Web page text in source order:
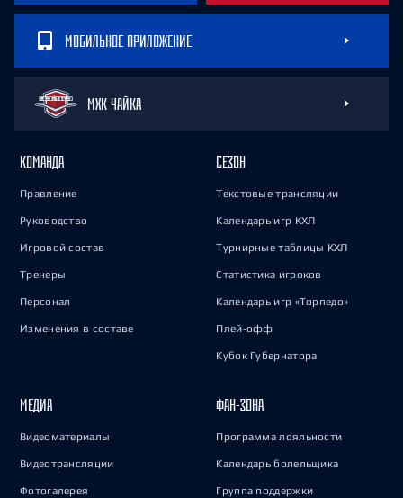
МОБИЛЬНОЕ ПРИЛОЖЕНИЕ
МХК ЧАЙКА
КОМАНДА
Правление
Руководство
Игровой состав
Тренеры
Персонал
Изменения в составе
СЕЗОН
Текстовые трансляции
Календарь игр КХЛ
Турнирные таблицы КХЛ
Статистика игроков
Календарь игр «Торпедо»
Плей-офф
Кубок Губернатора
МЕДИА
Видеоматериалы
Видеотрансляции
Фотогалерея
ФАН-ЗОНА
Программа лояльности
Календарь болельщика
Группа поддержки